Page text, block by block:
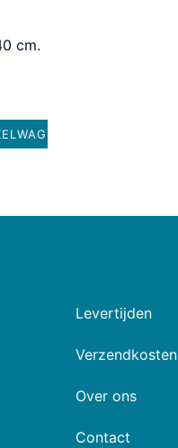
cm.
Levertijden
Verzendkosten
Over ons
Contact